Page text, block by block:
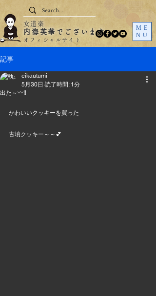
ME
NU
女道楽
内海英華でございます
オフィシャルサイト
記事
出た～〰️‼️
eikautumi
5月30日 読了時間: 1分
かわいいクッキーを買った
古墳クッキー～～💕